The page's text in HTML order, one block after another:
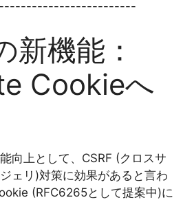
新機能：
Cookieへ
向上として、CSRF (クロスサ
ェリ)対策に効果があると言わ
(RFC6265として提案中)に